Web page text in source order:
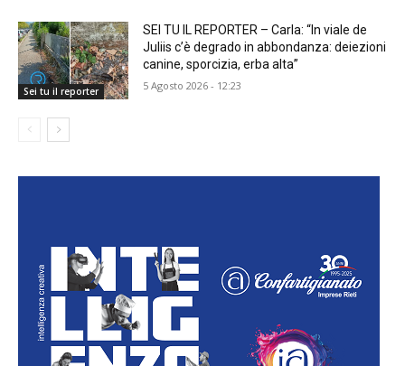
Sei tu il reporter
SEI TU IL REPORTER – Carla: “In viale de
Juliis c’è degrado in abbondanza: deiezioni
canine, sporcizia, erba alta”
5 Agosto 2026 - 12:23